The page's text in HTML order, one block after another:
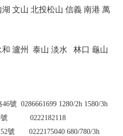
文山 北投松山 信義 南港 萬
瀘州 泰山 淡水 林口 龜山
號 0286661699 1280/2h 1580/3h
0222182118
0222175040 680/780/3h